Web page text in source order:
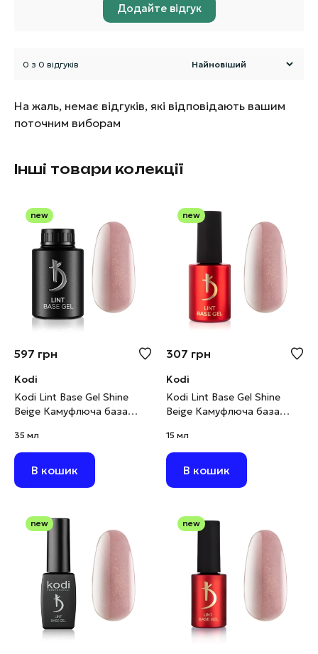
Додайте відгук
0 з 0 відгуків
На жаль, немає відгуків, які відповідають вашим
поточним виборам
Інші товари колекції
new
597 грн
Kodi
Kodi Lint Base Gel Shine
Beige Камуфлюча база
шимером, 35 мл
35 мл
В кошик
new
307 грн
Kodi
Kodi Lint Base Gel Shine
Beige Камуфлюча база
шимером, 15 мл
15 мл
В кошик
new new